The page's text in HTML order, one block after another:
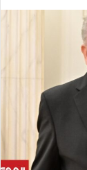
email